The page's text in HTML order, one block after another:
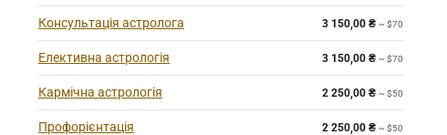
Консультація астролога 3 150,00 ₴ ~ $70
Елективна астрологія 3 150,00 ₴ ~ $70
Кармічна астрологія 2 250,00 ₴ ~ $50
Профорієнтація 2 250,00 ₴ ~ $50